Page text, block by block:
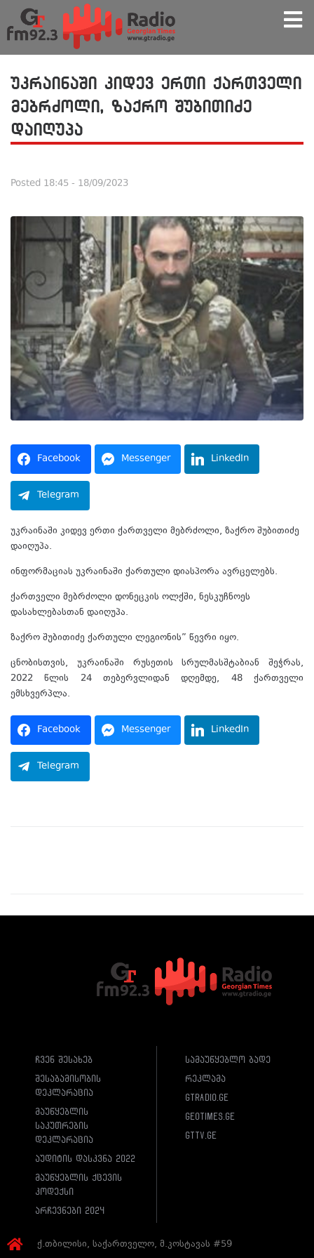
უკრაინაში კიდევ ერთი ქართველი
მებრძოლი, ზაქრო შუბითიძე
დაიღუპა
Posted 18:45 - 18/09/2023
Facebook Messenger LinkedIn
Telegram
უკრაინაში კიდევ ერთი ქართველი მებრძოლი, ზაქრო შუბითიძე
დაიღუპა.
ინფორმაციას უკრაინაში ქართული დიასპორა ავრცელებს.
ქართველი მებრძოლი დონეცკის ოლქში, ნესკუჩნოეს
დასახლებასთან დაიღუპა.
ზაქრო შუბითიძე ქართული ლეგიონის” წევრი იყო.
ცნობისთვის, უკრაინაში რუსეთის სრულმასშტაბიან შეჭრას,
2022 წლის 24 თებერვლიდან დღემდე, 48 ქართველი
ემსხვერპლა.
Facebook Messenger LinkedIn
Telegram
ჩვენ შესახებ
შესაბამისობის
დეკლარაცია
მაუწყებლის
საკუთრების
დეკლარაცია
აუდიტის დასკვნა 2022
მაუწყებლის ქცევის
კოდექსი
არჩევნები 2024
სამაუწყებლო ბადე
რეკლამა
gtradio.ge
geotimes.ge
gttv.ge
ქ.თბილისი, საქართველო, მ.კოსტავას #59